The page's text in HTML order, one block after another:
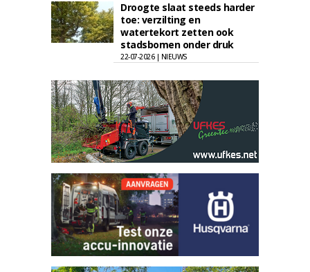
Droogte slaat steeds harder
toe: verzilting en
watertekort zetten ook
stadsbomen onder druk
22-07-2026 | NIEUWS